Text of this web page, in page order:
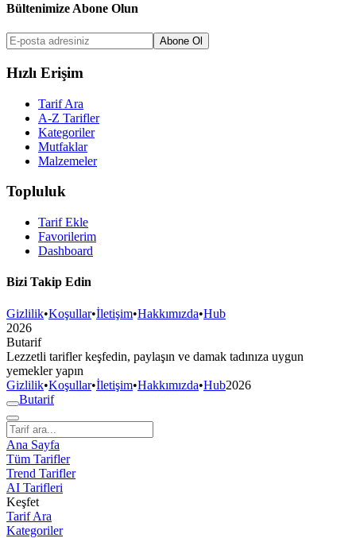
Bültenimize Abone Olun
Abone Ol
Hızlı Erişim
Tarif Ara
A-Z Tarifler
Kategoriler
Mutfaklar
Malzemeler
Topluluk
Tarif Ekle
Favorilerim
Dashboard
Bizi Takip Edin
Gizlilik•Koşullar•İletişim•Hakkımızda•Hub
2026
Butarif
Lezzetli tarifler keşfedin, paylaşın ve damak tadınıza uygun
yemekler yapın
Gizlilik•Koşullar•İletişim•Hakkımızda•Hub2026
Butarif
Ana Sayfa
Tüm Tarifler
Trend Tarifler
AI Tarifleri
Keşfet
Tarif Ara
Kategoriler